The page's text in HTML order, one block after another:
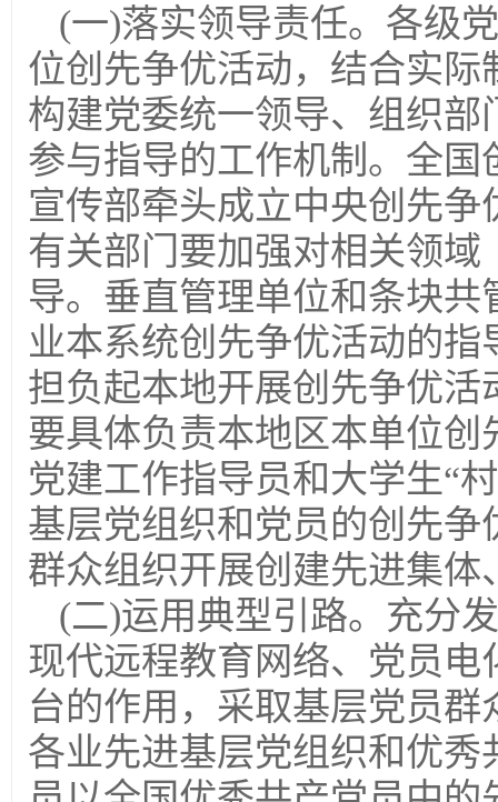
(一)落实领导责任。各级
位创先争优活动，结合实
构建党委统一领导、组织
参与指导的工作机制。全
宣传部牵头成立中央创先
有关部门要加强对相关领
导。垂直管理单位和条块
业本系统创先争优活动的
担负起本地开展创先争优
要具体负责本地区本单位
党建工作指导员和大学生“
基层党组织和党员的创先
群众组织开展创建先进集
(二)运用典型引路。充分
现代远程教育网络、党员
台的作用，采取基层党员
各业先进基层党组织和优